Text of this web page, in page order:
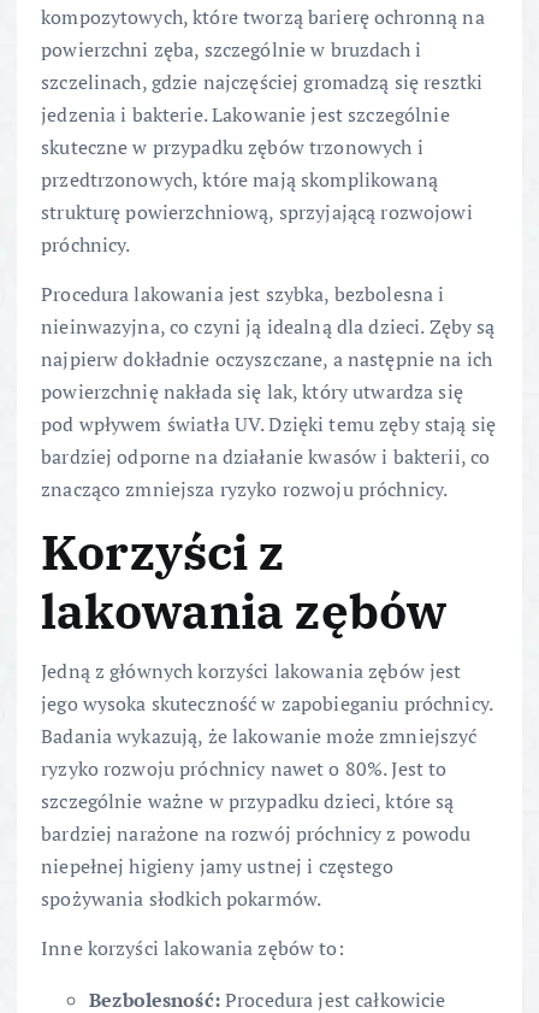
kompozytowych, które tworzą barierę ochronną na
powierzchni zęba, szczególnie w bruzdach i
szczelinach, gdzie najczęściej gromadzą się resztki
jedzenia i bakterie. Lakowanie jest szczególnie
skuteczne w przypadku zębów trzonowych i
przedtrzonowych, które mają skomplikowaną
strukturę powierzchniową, sprzyjającą rozwojowi
próchnicy.
Procedura lakowania jest szybka, bezbolesna i
nieinwazyjna, co czyni ją idealną dla dzieci. Zęby są
najpierw dokładnie oczyszczane, a następnie na ich
powierzchnię nakłada się lak, który utwardza się
pod wpływem światła UV. Dzięki temu zęby stają się
bardziej odporne na działanie kwasów i bakterii, co
znacząco zmniejsza ryzyko rozwoju próchnicy.
Korzyści z
lakowania zębów
Jedną z głównych korzyści lakowania zębów jest
jego wysoka skuteczność w zapobieganiu próchnicy.
Badania wykazują, że lakowanie może zmniejszyć
ryzyko rozwoju próchnicy nawet o 80%. Jest to
szczególnie ważne w przypadku dzieci, które są
bardziej narażone na rozwój próchnicy z powodu
niepełnej higieny jamy ustnej i częstego
spożywania słodkich pokarmów.
Inne korzyści lakowania zębów to:
Bezbolesność:Procedura jest całkowicie